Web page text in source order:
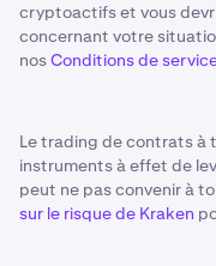
cryptoactifs et vous
concernant votre
nosConditions de
Le trading de contrats à
instruments à effet de
peut ne pas convenir à
sur le risque de Kraken